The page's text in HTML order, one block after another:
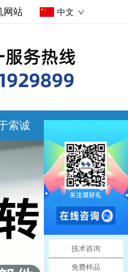
网站 中文
索诚
技术咨询
免费样品